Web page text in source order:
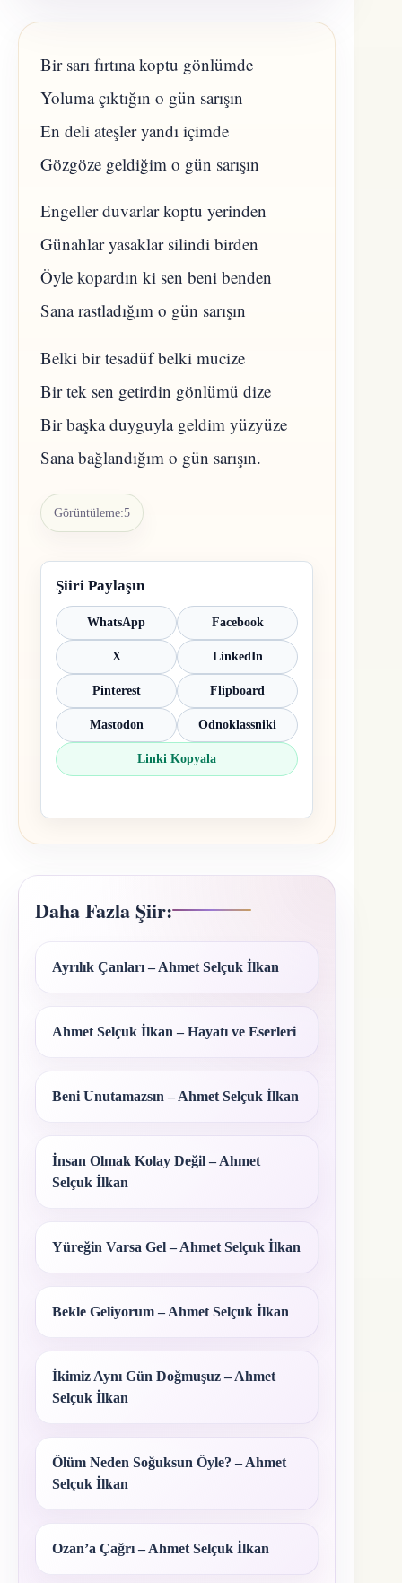
Bir sarı fırtına koptu gönlümde
Yoluma çıktığın o gün sarışın
En deli ateşler yandı içimde
Gözgöze geldiğim o gün sarışın
Engeller duvarlar koptu yerinden
Günahlar yasaklar silindi birden
Öyle kopardın ki sen beni benden
Sana rastladığım o gün sarışın
Belki bir tesadüf belki mucize
Bir tek sen getirdin gönlümü dize
Bir başka duyguyla geldim yüzyüze
Sana bağlandığım o gün sarışın.
Görüntüleme:5
Şiiri Paylaşın
WhatsApp Facebook
X LinkedIn
Pinterest Flipboard
Mastodon Odnoklassniki
Linki Kopyala
Daha Fazla Şiir:
Ayrılık Çanları – Ahmet Selçuk İlkan
Ahmet Selçuk İlkan – Hayatı ve Eserleri
Beni Unutamazsın – Ahmet Selçuk İlkan
İnsan Olmak Kolay Değil – Ahmet
Selçuk İlkan
Yüreğin Varsa Gel – Ahmet Selçuk İlkan
Bekle Geliyorum – Ahmet Selçuk İlkan
İkimiz Aynı Gün Doğmuşuz – Ahmet
Selçuk İlkan
Ölüm Neden Soğuksun Öyle? – Ahmet
Selçuk İlkan
Ozan’a Çağrı – Ahmet Selçuk İlkan